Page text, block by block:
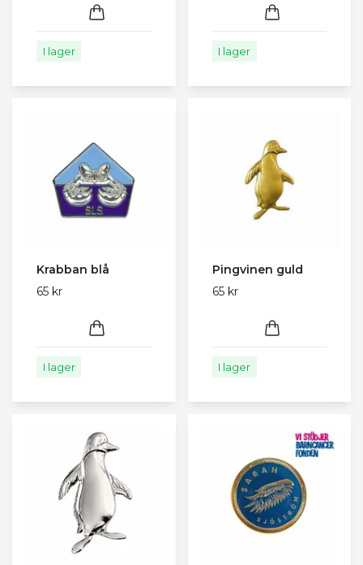
I lager I lager
Krabban blå
65 kr
I lager
Pingvinen guld
65 kr
I lager